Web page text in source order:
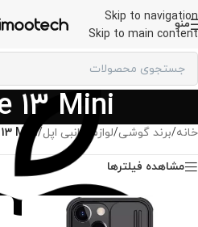
Skip to navigation
Skip to main content
منو
13 Mini
خانه/برند گوشی/لوازم جانبی اپل/
Mini
مشاهده فیلترها